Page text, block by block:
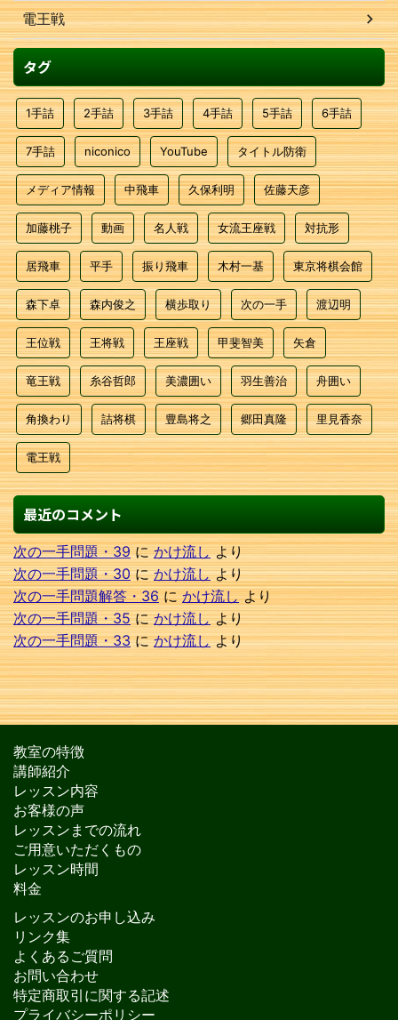
電王戦
タグ
1手詰 2手詰 3手詰 4手詰 5手詰 6手詰
7手詰 niconico YouTube タイトル防衛
メディア情報 中飛車 久保利明 佐藤天彦
加藤桃子 動画 名人戦 女流王座戦 対抗形
居飛車 平手 振り飛車 木村一基 東京将棋会館
森下卓 森内俊之 横歩取り 次の一手 渡辺明
王位戦 王将戦 王座戦 甲斐智美 矢倉
竜王戦 糸谷哲郎 美濃囲い 羽生善治 舟囲い
角換わり 詰将棋 豊島将之 郷田真隆 里見香奈
電王戦
最近のコメント
次の一手問題・39にかけ流しより
次の一手問題・30にかけ流しより
次の一手問題解答・36にかけ流しより
次の一手問題・35にかけ流しより
次の一手問題・33にかけ流しより
教室の特徴
講師紹介
レッスン内容
お客様の声
レッスンまでの流れ
ご用意いただくもの
レッスン時間
料金
レッスンのお申し込み
リンク集
よくあるご質問
お問い合わせ
特定商取引に関する記述
プライバシーポリシー